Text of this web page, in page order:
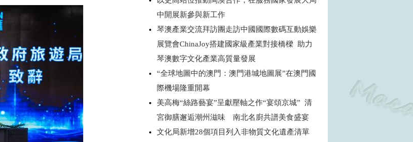
中開展新參與新工作
琴澳產業交流拜訪團走訪中國國際數碼互動娛樂
展覽會ChinaJoy搭建國家級產業對接橋樑 助力
琴澳數字文化產業高質量發展
“全球地圖中的澳門：澳門港城地圖展”在澳門國
際機場隆重開幕
美高梅“絲路藝宴”呈獻壓軸之作“宴頌京城” 清
宮御膳邂逅潮州滋味 南北名廚共譜美食盛宴
文化局新增28個項目列入非物質文化遺產清單